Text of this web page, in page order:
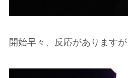
開始早々、反応がありますが